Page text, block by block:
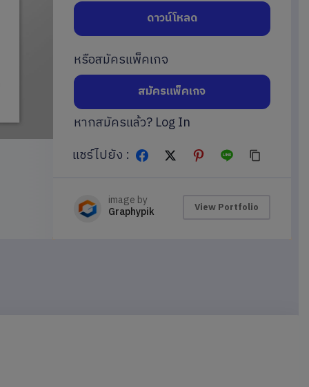
ดาวน์โหลด
หรือสมัครแพ็คเกจ
สมัครแพ็คเกจ
หากสมัครแล้ว? Log In
แชร์ไปยัง :
image by
Graphypik View Portfolio